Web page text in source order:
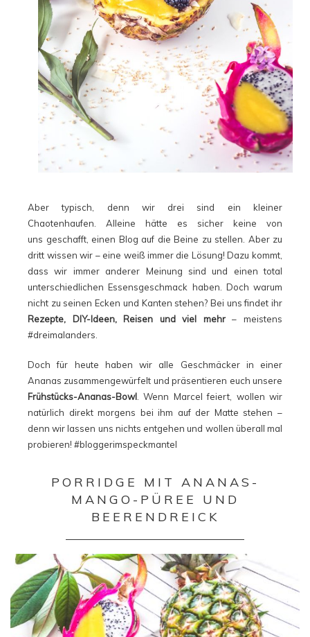
Aber typisch, denn wir drei sind ein kleiner
Chaotenhaufen. Alleine hätte es sicher keine von
uns geschafft, einen Blog auf die Beine zu stellen. Aber zu
dritt wissen wir – eine weiß immer die Lösung! Dazu kommt,
dass wir immer anderer Meinung sind und einen total
unterschiedlichen Essensgeschmack haben. Doch warum
nicht zu seinen Ecken und Kanten stehen? Bei uns findet ihr
Rezepte, DIY-Ideen, Reisen und viel mehr– meistens
#dreimalanders.
Doch für heute haben wir alle Geschmäcker in einer
Ananas zusammengewürfelt und präsentieren euch unsere
Frühstücks-Ananas-Bowl . Wenn Marcel feiert, wollen wir
natürlich direkt morgens bei ihm auf der Matte stehen –
denn wir lassen uns nichts entgehen und wollen überall mal
probieren! #bloggerimspeckmantel
PORRIDGE MIT ANANAS-
MANGO-PÜREE UND
BEERENDREICK